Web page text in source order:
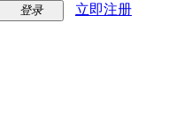
登录 立即注册